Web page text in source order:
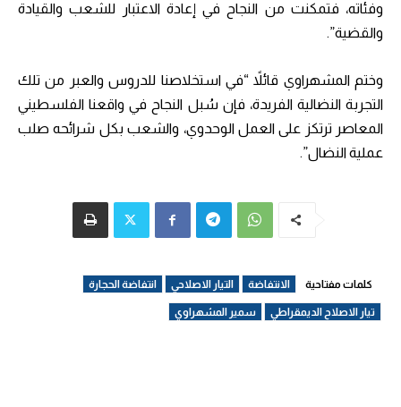
وفئاته، فتمكنت من النجاح في إعادة الاعتبار للشعب والقيادة
والقضية”.
وختم المشهراوي قائلاً “في استخلاصنا للدروس والعبر من تلك
التجربة النضالية الفريدة، فإن سُبل النجاح في واقعنا الفلسطيني
المعاصر ترتكز على العمل الوحدوي، والشعب بكل شرائحه صلب
عملية النضال”.
كلمات مفتاحية الانتفاضة التيار الاصلاحي انتفاضة الحجارة
تيار الاصلاح الديمقراطي سمير المشهراوي